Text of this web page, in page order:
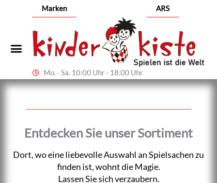
Mo. - Sa. 10:00 Uhr - 18:00 Uhr
ARS
Marken
Entdecken Sie unser Sortiment
Dort, wo eine liebevolle Auswahl an Spielsachen zu
finden ist, wohnt die Magie.
Lassen Sie sich verzaubern.